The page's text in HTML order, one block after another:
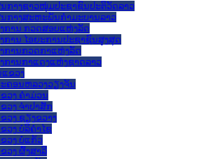
ກາງຊາວໜຸ່ມປະຊາຊົນປະຕິວັດລາວ
ກາງສະຫະພັນກຳມະບານລາວ
ການ ກວດສອບແຫ່ງລັດ
ການ ໄອຍະການປະຊາຊົນສູງສຸດ
ການກວດກາແຫ່ງລັດ
ການກາແດງແຫ່ງຊາດລາວ
ຂວງ
ຄອນ​ຫລວງວຽງຈັນ
ວງ ຄໍາມ່ວນ
ວງ ຈໍາປາສັກ
ວງ ຊຽງຂວາງ
ວງ ບໍລິຄໍາໄຊ
ວງ ບໍ່ແກ້ວ
ວງ ຜົ້ງສາລີ